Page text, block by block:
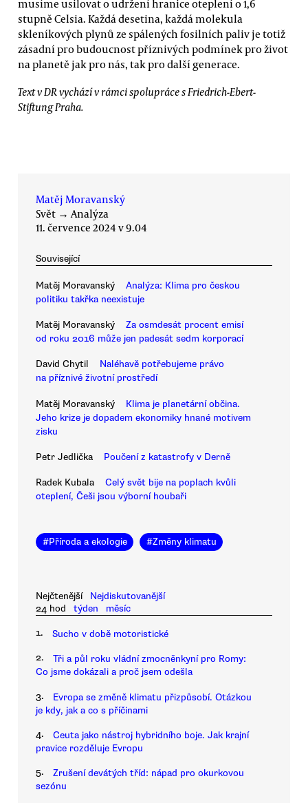
musíme usilovat o udržení hranice oteplení o 1,6
stupně Celsia. Každá desetina, každá molekula
skleníkových plynů ze spálených fosilních paliv je totiž
zásadní pro budoucnost příznivých podmínek pro život
na planetě jak pro nás, tak pro další generace.
Text v DR vychází v rámci spolupráce s Friedrich-Ebert-
Stiftung Praha.
Matěj Moravanský
Svět →Analýza
11. července 2024 v 9.04
Související
Matěj Moravanský
Analýza: Klima pro českou
politiku takřka neexistuje
Matěj Moravanský
Za osmdesát procent emisí
od roku 2016 může jen padesát sedm korporací
David Chytil
Naléhavě potřebujeme právo
na příznivé životní prostředí
Matěj Moravanský
Klima je planetární občina.
Jeho krize je dopadem ekonomiky hnané motivem
zisku
Petr Jedlička Poučení z katastrofy v Derně
Radek Kubala
Celý svět bije na poplach kvůli
oteplení, Češi jsou výborní houbaři
#Příroda a ekologie #Změny klimatu
Nejčtenější
Nejdiskutovanější
24 hod
týden měsíc
1. Sucho v době motoristické
2.
Tři a půl roku vládní zmocněnkyní pro Romy:
Co jsme dokázali a proč jsem odešla
3.
Evropa se změně klimatu přizpůsobí. Otázkou
je kdy, jak a co s příčinami
4.
Ceuta jako nástroj hybridního boje. Jak krajní
pravice rozděluje Evropu
5.
Zrušení devátých tříd: nápad pro okurkovou
sezónu